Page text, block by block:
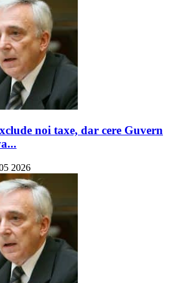
noi taxe, dar cere Guvern
2026